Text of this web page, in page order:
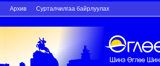
Архив Сурталчилгаа байрлуулах